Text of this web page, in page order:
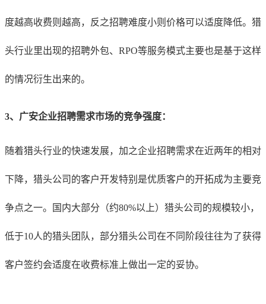
度越高收费则越高，反之招聘难度小则价格可以适度降低。猎
头行业里出现的招聘外包、RPO等服务模式主要也是基于这样
的情况衍生出来的。
3、 广安企业招聘需求市场的竞争强度：
随着猎头行业的快速发展，加之企业招聘需求在近两年的相对
下降，猎头公司的客户开发特别是优质客户的开拓成为主要竞
争点之一。国内大部分（约80%以上）猎头公司的规模较小，
低于10人的猎头团队，部分猎头公司在不同阶段往往为了获得
客户签约会适度在收费标准上做出一定的妥协。